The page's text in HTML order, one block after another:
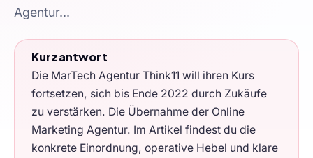
Agentur...
Kurzantwort
Die MarTech Agentur Think11 will ihren Kurs
fortsetzen, sich bis Ende 2022 durch Zukäufe
zu verstärken. Die Übernahme der Online
Marketing Agentur. Im Artikel findest du die
konkrete Einordnung, operative Hebel und klare